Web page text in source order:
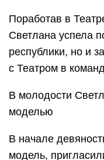
Поработав в
Светлана успела
республики, но и
с Театром в
В молодости
моделью
В начале
модель,